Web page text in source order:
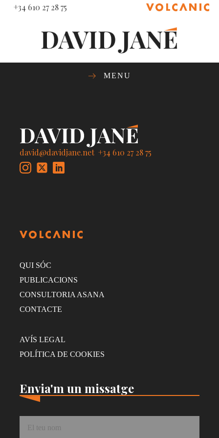
+34 610 27 28 75
MENU
david@davidjane.net +34 610 27 28 75
QUI SÓC
PUBLICACIONS
CONSULTORIA ASANA
CONTACTE
AVÍS LEGAL
POLÍTICA DE COOKIES
Envia'm un missatge
Nom *